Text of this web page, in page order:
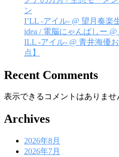
ン
I’LL -アイル- @ 望月奏楽
idea / 電脳にゃんぱしー
ILL -アイル- @ 青井海優
点】
Recent Comments
表示できるコメントはありませ
Archives
2026年8月
2026年7月